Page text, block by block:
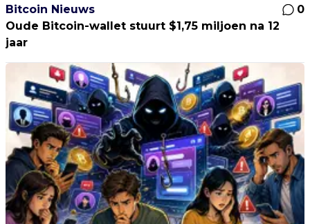
Bitcoin Nieuws
0
Oude Bitcoin-wallet stuurt $1,75 miljoen na 12
jaar